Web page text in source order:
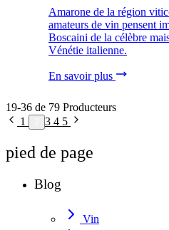
Amarone de la région
amateurs de vin pensent
Boscaini de la célèbre
Vénétie italienne.
En savoir plus
19-36 de 79 Producteurs
1
3 4 5
pied de page
Blog
Vin